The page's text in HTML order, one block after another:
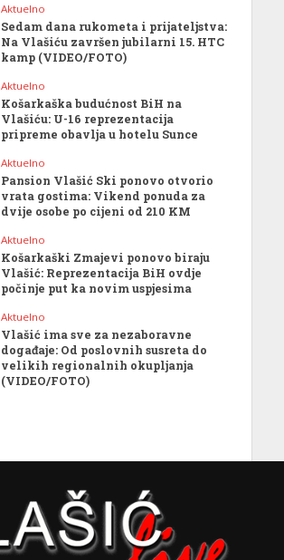
Aktuelno
Sedam dana rukometa i prijateljstva:
Na Vlašiću završen jubilarni 15. HTC
kamp (VIDEO/FOTO)
Aktuelno
Košarkaška budućnost BiH na
Vlašiću: U-16 reprezentacija
pripreme obavlja u hotelu Sunce
Aktuelno
Pansion Vlašić Ski ponovo otvorio
vrata gostima: Vikend ponuda za
dvije osobe po cijeni od 210 KM
Aktuelno
Košarkaški Zmajevi ponovo biraju
Vlašić: Reprezentacija BiH ovdje
počinje put ka novim uspjesima
Aktuelno
Vlašić ima sve za nezaboravne
događaje: Od poslovnih susreta do
velikih regionalnih okupljanja
(VIDEO/FOTO)